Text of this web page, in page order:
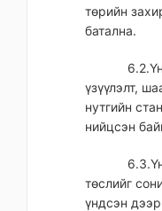
төрийн
батална.
үзүүлэлт,
нутгийн
нийцсэн
төслийг
үндсэн